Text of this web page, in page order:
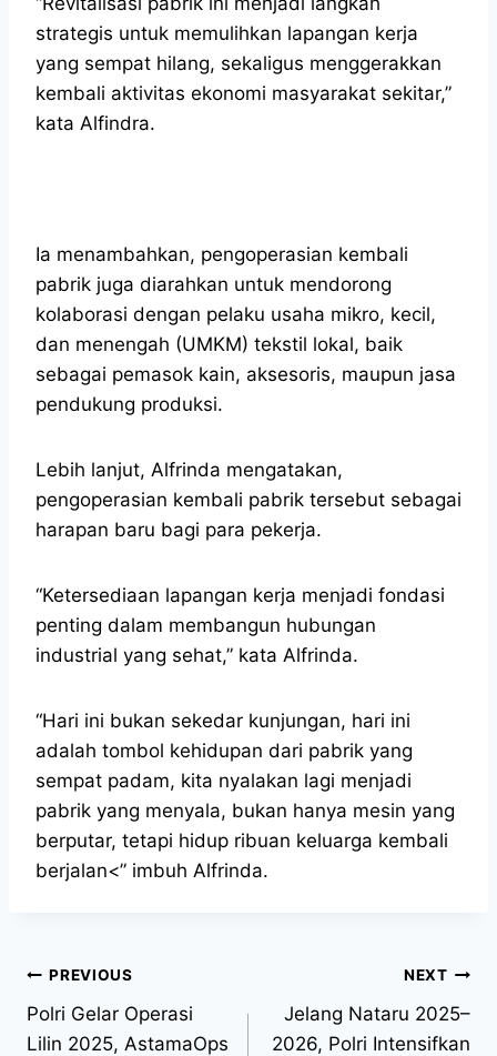
strategis untuk memulihkan lapangan kerja
yang sempat hilang, sekaligus menggerakkan
kembali aktivitas ekonomi masyarakat sekitar,”
kata Alfindra.
Ia menambahkan, pengoperasian kembali
pabrik juga diarahkan untuk mendorong
kolaborasi dengan pelaku usaha mikro, kecil,
dan menengah (UMKM) tekstil lokal, baik
sebagai pemasok kain, aksesoris, maupun jasa
pendukung produksi.
Lebih lanjut, Alfrinda mengatakan,
pengoperasian kembali pabrik tersebut sebagai
harapan baru bagi para pekerja.
“Ketersediaan lapangan kerja menjadi fondasi
penting dalam membangun hubungan
industrial yang sehat,” kata Alfrinda.
“Hari ini bukan sekedar kunjungan, hari ini
adalah tombol kehidupan dari pabrik yang
sempat padam, kita nyalakan lagi menjadi
pabrik yang menyala, bukan hanya mesin yang
berputar, tetapi hidup ribuan keluarga kembali
berjalan<” imbuh Alfrinda.
PREVIOUS
Polri Gelar Operasi
Lilin 2025, AstamaOps
NEXT
Jelang Nataru 2025–
2026, Polri Intensifkan